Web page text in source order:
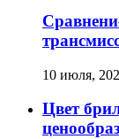
10 июля,
Цвет